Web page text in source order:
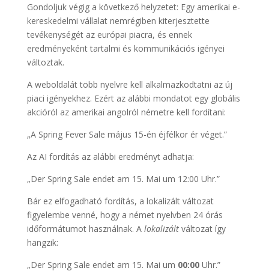
Gondoljuk végig a következő helyzetet: Egy amerikai e-
kereskedelmi vállalat nemrégiben kiterjesztette
tevékenységét az európai piacra, és ennek
eredményeként tartalmi és kommunikációs igényei
változtak.
A weboldalát több nyelvre kell alkalmazkodtatni az új
piaci igényekhez. Ezért az alábbi mondatot egy globális
akcióról az amerikai angolról németre kell fordítani:
„A Spring Fever Sale május 15-én éjfélkor ér véget.”
Az AI fordítás az alábbi eredményt adhatja:
„Der Spring Sale endet am 15. Mai um 12:00 Uhr.”
Bár ez elfogadható fordítás, a lokalizált változat
figyelembe venné, hogy a német nyelvben 24 órás
időformátumot használnak. A lokalizáltváltozat így
hangzik:
„Der Spring Sale endet am 15. Mai um 00:00Uhr.”